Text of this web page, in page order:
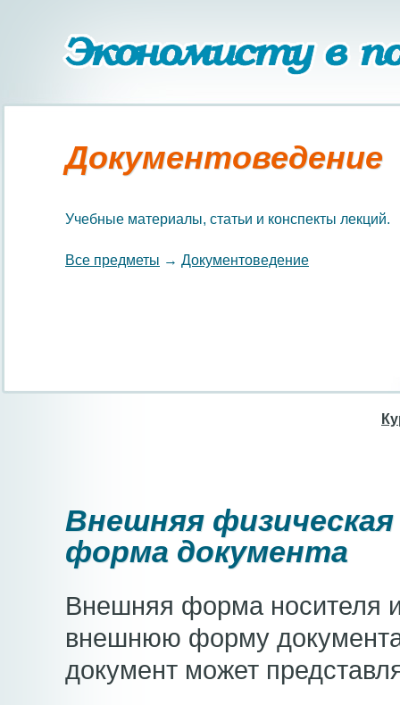
Документоведение
Учебные материалы, статьи и конспекты лекций.
Все предметы → Документоведение
Внешняя
форма документа
Внешняя форма носителя
внешнюю форму
документ может